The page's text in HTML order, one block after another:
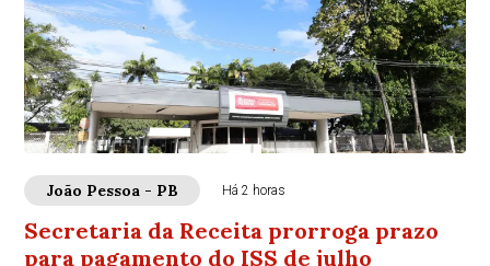
João Pessoa - PB Há 2 horas
Secretaria da Receita prorroga prazo
para pagamento do ISS de julho